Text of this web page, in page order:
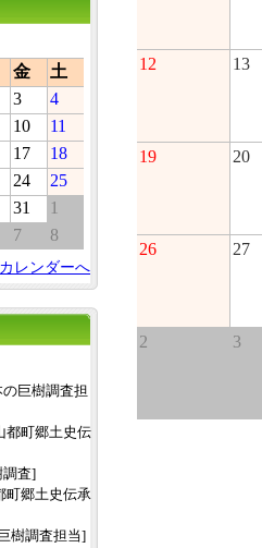
12 13
19 20
26 27
2 3
金
土
3
4
10
11
17
18
24
25
31
1
7 8
レンダーへ
の巨樹調査担
都町郷土史伝
調査]
町郷土史伝承
樹調査担当]